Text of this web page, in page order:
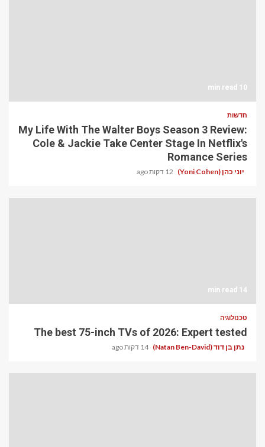
10 min read
חדשות
My Life With The Walter Boys Season 3 Review:
Cole & Jackie Take Center Stage In Netflix's
Romance Series
יוני כהן (Yoni Cohen) 12 דקות ago
14 min read
טכנולוגיה
The best 75-inch TVs of 2026: Expert tested
נתן בן דוד (Natan Ben-David) 14 דקות ago